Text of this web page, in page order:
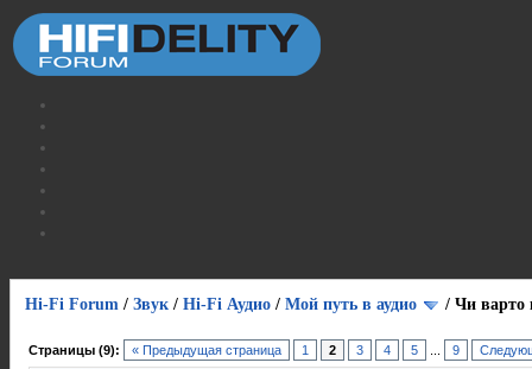
Hi-Fi Forum / Звук / Hi-Fi Аудио / Мой путь в аудио / Чи варто
Страницы (9): « Предыдущая страница 1 2 3 4 5 9